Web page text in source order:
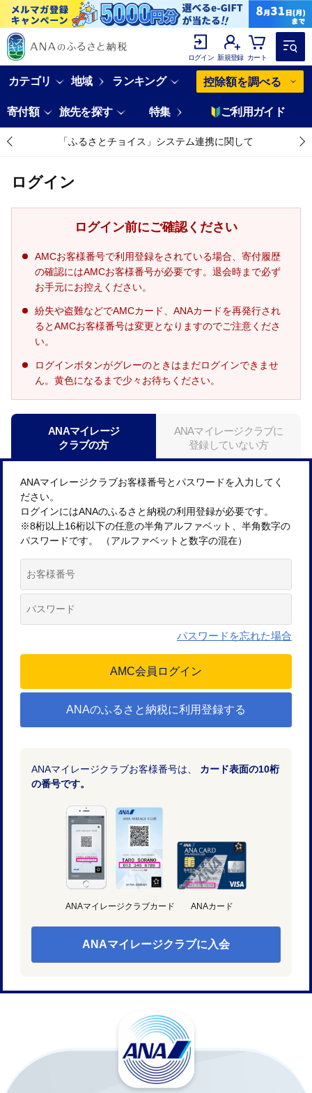
ログイン 新規登録 カート
カテゴリ 地域 ランキング 控除額を調べる
寄付額 旅先を探す 特集 ご利用ガイド
「ふるさとチョイス」システム連携に関して
ログイン
ログイン前にご確認ください
AMCお客様番号で利用登録をされている場合、寄付履歴
の確認にはAMCお客様番号が必要です。退会時まで必ず
お手元にお控えください。
紛失や盗難などでAMCカード、ANAカードを再発行され
るとAMCお客様番号は変更となりますのでご注意くださ
い。
ログインボタンがグレーのときはまだログインできませ
ん。黄色になるまで少々お待ちください。
ANAマイレージ
クラブの方
ANAマイレージクラブに
登録していない方
ANAマイレージクラブお客様番号とパスワードを入力してく
ださい。
ログインにはANAのふるさと納税の利用登録が必要です。
※8桁以上16桁以下の任意の半角アルファベット、半角数字の
パスワードです。 （アルファベットと数字の混在）
パスワードを忘れた場合
ANAのふるさと納税に利用登録する
ANAマイレージクラブお客様番号は、 カード表面の10桁
の番号です。
ANAマイレージクラブカード ANAカード
ANAマイレージクラブに入会